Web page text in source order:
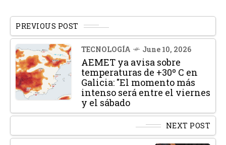
PREVIOUS POST
TECNOLOGÍA June 10, 2026
AEMET ya avisa sobre
temperaturas de +30º C en
Galicia: "El momento más
intenso será entre el viernes
y el sábado
NEXT POST